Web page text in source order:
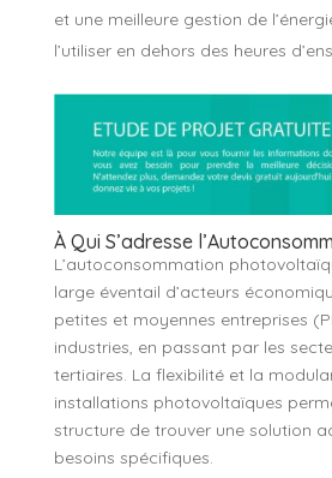
et une meilleure gestion de
l’utiliser en dehors des heures
À Qui S’adresse
L’autoconsommation
large éventail d’acteurs
petites et moyennes entreprises
industries, en passant par les
tertiaires. La flexibilité et la
installations photovoltaïques
structure de trouver une solution
besoins spécifiques.